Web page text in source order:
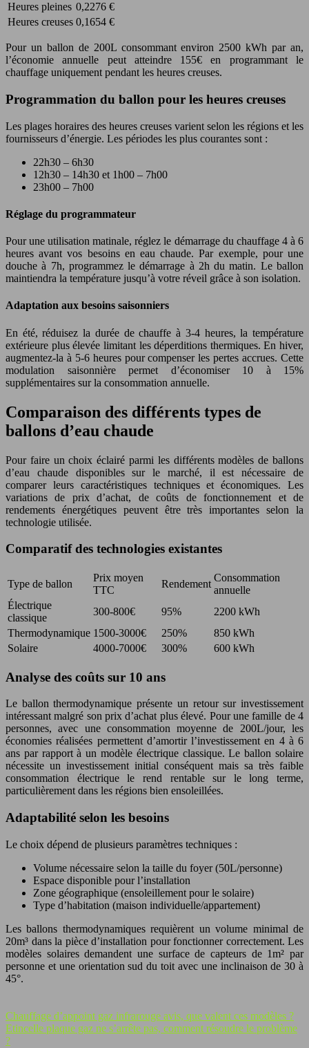
Heures pleines 0,2276 €
Heures creuses 0,1654 €
Pour un ballon de 200L consommant environ 2500 kWh par an,
l’économie annuelle peut atteindre 155€ en programmant le
chauffage uniquement pendant les heures creuses.
Programmation du ballon pour les heures creuses
Les plages horaires des heures creuses varient selon les régions et les
fournisseurs d’énergie. Les périodes les plus courantes sont :
22h30 – 6h30
12h30 – 14h30 et 1h00 – 7h00
23h00 – 7h00
Réglage du programmateur
Pour une utilisation matinale, réglez le démarrage du chauffage 4 à 6
heures avant vos besoins en eau chaude. Par exemple, pour une
douche à 7h, programmez le démarrage à 2h du matin. Le ballon
maintiendra la température jusqu’à votre réveil grâce à son isolation.
Adaptation aux besoins saisonniers
En été, réduisez la durée de chauffe à 3-4 heures, la température
extérieure plus élevée limitant les déperditions thermiques. En hiver,
augmentez-la à 5-6 heures pour compenser les pertes accrues. Cette
modulation saisonnière permet d’économiser 10 à 15%
supplémentaires sur la consommation annuelle.
Comparaison des différents types de
ballons d’eau chaude
Pour faire un choix éclairé parmi les différents modèles de ballons
d’eau chaude disponibles sur le marché, il est nécessaire de
comparer leurs caractéristiques techniques et économiques. Les
variations de prix d’achat, de coûts de fonctionnement et de
rendements énergétiques peuvent être très importantes selon la
technologie utilisée.
Comparatif des technologies existantes
Type de ballon
Prix moyen
TTC
Rendement
Consommation
annuelle
Électrique
classique
300-800€ 95%
2200 kWh
Thermodynamique 1500-3000€ 250%
850 kWh
Solaire
4000-7000€ 300% 600 kWh
Analyse des coûts sur 10 ans
Le ballon thermodynamique présente un retour sur investissement
intéressant malgré son prix d’achat plus élevé. Pour une famille de 4
personnes, avec une consommation moyenne de 200L/jour, les
économies réalisées permettent d’amortir l’investissement en 4 à 6
ans par rapport à un modèle électrique classique. Le ballon solaire
nécessite un investissement initial conséquent mais sa très faible
consommation électrique le rend rentable sur le long terme,
particulièrement dans les régions bien ensoleillées.
Adaptabilité selon les besoins
Le choix dépend de plusieurs paramètres techniques :
Volume nécessaire selon la taille du foyer (50L/personne)
Espace disponible pour l’installation
Zone géographique (ensoleillement pour le solaire)
Type d’habitation (maison individuelle/appartement)
Les ballons thermodynamiques requièrent un volume minimal de
20m³ dans la pièce d’installation pour fonctionner correctement. Les
modèles solaires demandent une surface de capteurs de 1m² par
personne et une orientation sud du toit avec une inclinaison de 30 à
45°.
Chauffage d’appoint gaz infrarouge avis, que valent ces modèles ?
Etincelle plaque gaz ne s’arrête pas, comment résoudre le problème
?